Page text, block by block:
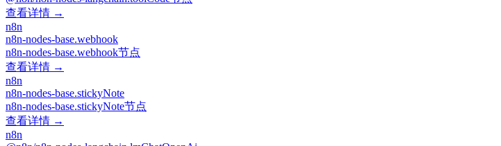
查看详情 →
n8n
n8n-nodes-base.webhook
n8n-nodes-base.webhook节点
查看详情 →
n8n
n8n-nodes-base.stickyNote
n8n-nodes-base.stickyNote节点
查看详情 →
n8n